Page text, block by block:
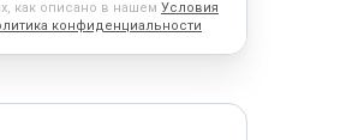
как описано в нашем Условия
конфиденциальности